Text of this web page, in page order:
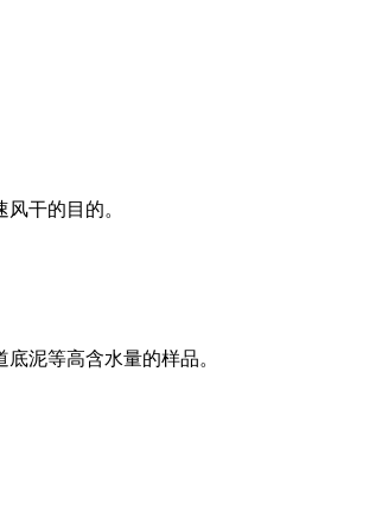
干的目的。
泥等高含水量的样品。